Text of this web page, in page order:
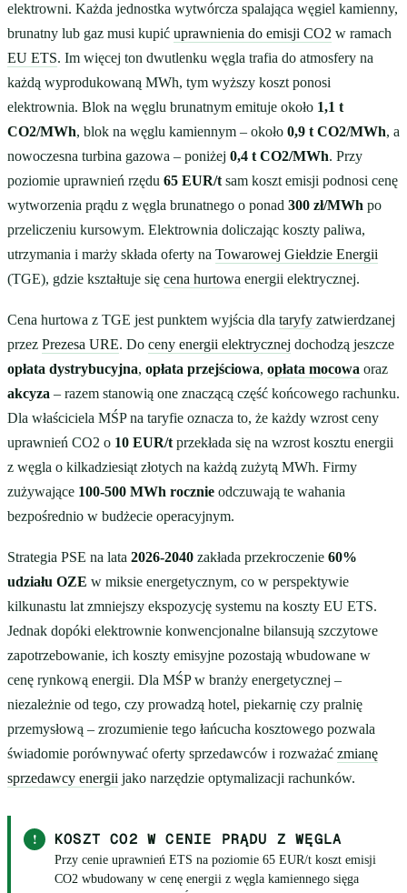
elektrowni. Każda jednostka wytwórcza spalająca węgiel kamienny,
brunatny lub gaz musi kupić uprawnienia do emisji CO2 w ramach
EU ETS. Im więcej ton dwutlenku węgla trafia do atmosfery na
każdą wyprodukowaną MWh, tym wyższy koszt ponosi
elektrownia. Blok na węglu brunatnym emituje około 1,1 t
CO2/MWh, blok na węglu kamiennym – około 0,9 t CO2/MWh, a
nowoczesna turbina gazowa – poniżej 0,4 t CO2/MWh. Przy
poziomie uprawnień rzędu 65 EUR/t sam koszt emisji podnosi cenę
wytworzenia prądu z węgla brunatnego o ponad 300 zł/MWh po
przeliczeniu kursowym. Elektrownia doliczając koszty paliwa,
utrzymania i marży składa oferty na Towarowej Giełdzie Energii
(TGE), gdzie kształtuje się cena hurtowa energii elektrycznej.
Cena hurtowa z TGE jest punktem wyjścia dla taryfy zatwierdzanej
przez Prezesa URE. Do ceny energii elektrycznej dochodzą jeszcze
opłata dystrybucyjna, opłata przejściowa, opłata mocowa oraz
akcyza – razem stanowią one znaczącą część końcowego rachunku.
Dla właściciela MŚP na taryfie oznacza to, że każdy wzrost ceny
uprawnień CO2 o 10 EUR/t przekłada się na wzrost kosztu energii
z węgla o kilkadziesiąt złotych na każdą zużytą MWh. Firmy
zużywające 100-500 MWh rocznie odczuwają te wahania
bezpośrednio w budżecie operacyjnym.
Strategia PSE na lata 2026-2040 zakłada przekroczenie 60%
udziału OZE w miksie energetycznym, co w perspektywie
kilkunastu lat zmniejszy ekspozycję systemu na koszty EU ETS.
Jednak dopóki elektrownie konwencjonalne bilansują szczytowe
zapotrzebowanie, ich koszty emisyjne pozostają wbudowane w
cenę rynkową energii. Dla MŚP w branży energetycznej –
niezależnie od tego, czy prowadzą hotel, piekarnię czy pralnię
przemysłową – zrozumienie tego łańcucha kosztowego pozwala
świadomie porównywać oferty sprzedawców i rozważać zmianę
sprzedawcy energii jako narzędzie optymalizacji rachunków.
! KOSZT CO2 W CENIE PRĄDU Z WĘGLA
Przy cenie uprawnień ETS na poziomie 65 EUR/t koszt emisji
CO2 wbudowany w cenę energii z węgla kamiennego sięga